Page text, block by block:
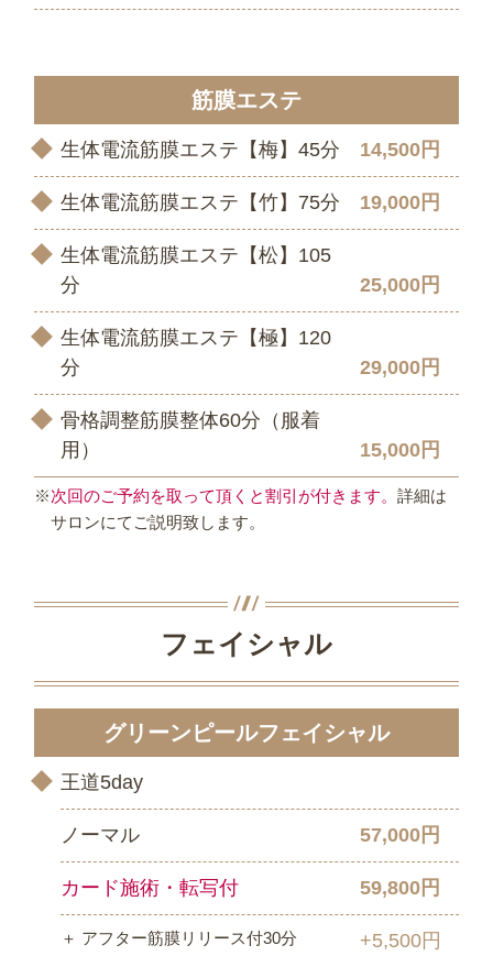
筋膜エステ
生体電流筋膜エステ【梅】45分 14,500円
生体電流筋膜エステ【竹】75分 19,000円
生体電流筋膜エステ【松】105
分
25,000円
生体電流筋膜エステ【極】120
分
29,000円
骨格調整筋膜整体60分（服着
用）
15,000円
※次回のご予約を取って頂くと割引が付きます。詳細は
サロンにてご説明致します。
フェイシャル
グリーンピールフェイシャル
王道5day
ノーマル 57,000円
カード施術・転写付 59,800円
＋ アフター筋膜リリース付30分 +5,500円